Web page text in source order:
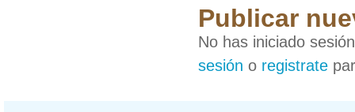
Publicar
No has iniciado
sesión o registrate